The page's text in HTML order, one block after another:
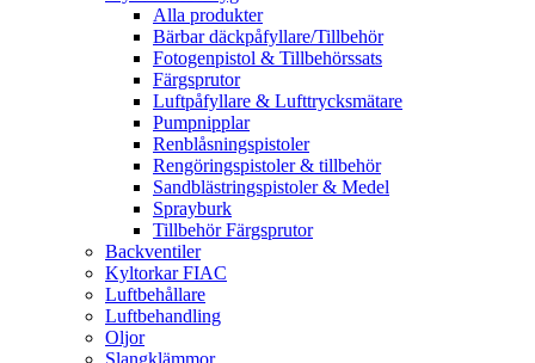
Alla produkter
Bärbar däckpåfyllare/Tillbehör
Fotogenpistol & Tillbehörssats
Färgsprutor
Luftpåfyllare & Lufttrycksmätare
Pumpnipplar
Renblåsningspistoler
Rengöringspistoler & tillbehör
Sandblästringspistoler & Medel
Sprayburk
Tillbehör Färgsprutor
Backventiler
Kyltorkar FIAC
Luftbehållare
Luftbehandling
Oljor
Slangklämmor